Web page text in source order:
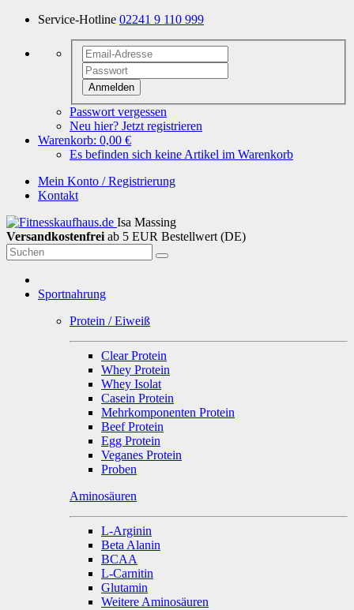
Service-Hotline 02241 9 110 999
Anmelden
Passwort vergessen
Neu hier? Jetzt registrieren
Warenkorb: 0,00 €
Es befinden sich keine Artikel im Warenkorb
Mein Konto / Registrierung
Kontakt
Isa Massing
Versandkostenfrei ab 5 EUR Bestellwert (DE)
Sportnahrung
Protein / Eiweiß
Clear Protein
Whey Protein
Whey Isolat
Casein Protein
Mehrkomponenten Protein
Beef Protein
Egg Protein
Veganes Protein
Proben
Aminosäuren
L-Arginin
Beta Alanin
BCAA
L-Carnitin
Glutamin
Weitere Aminosäuren